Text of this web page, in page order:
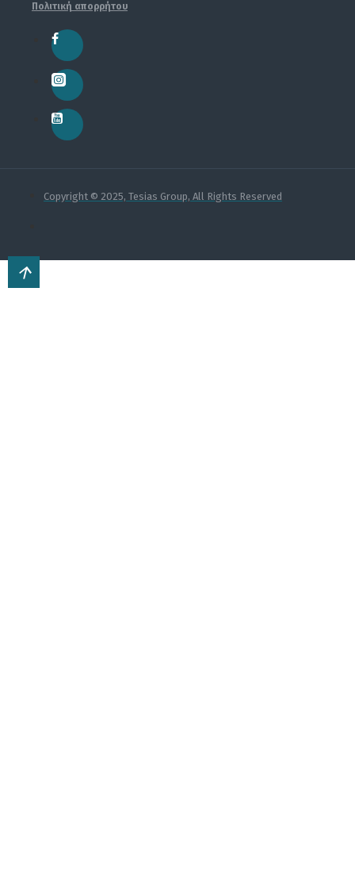
Πολιτική απορρήτου
Copyright © 2025, Tesias Group, All Rights Reserved